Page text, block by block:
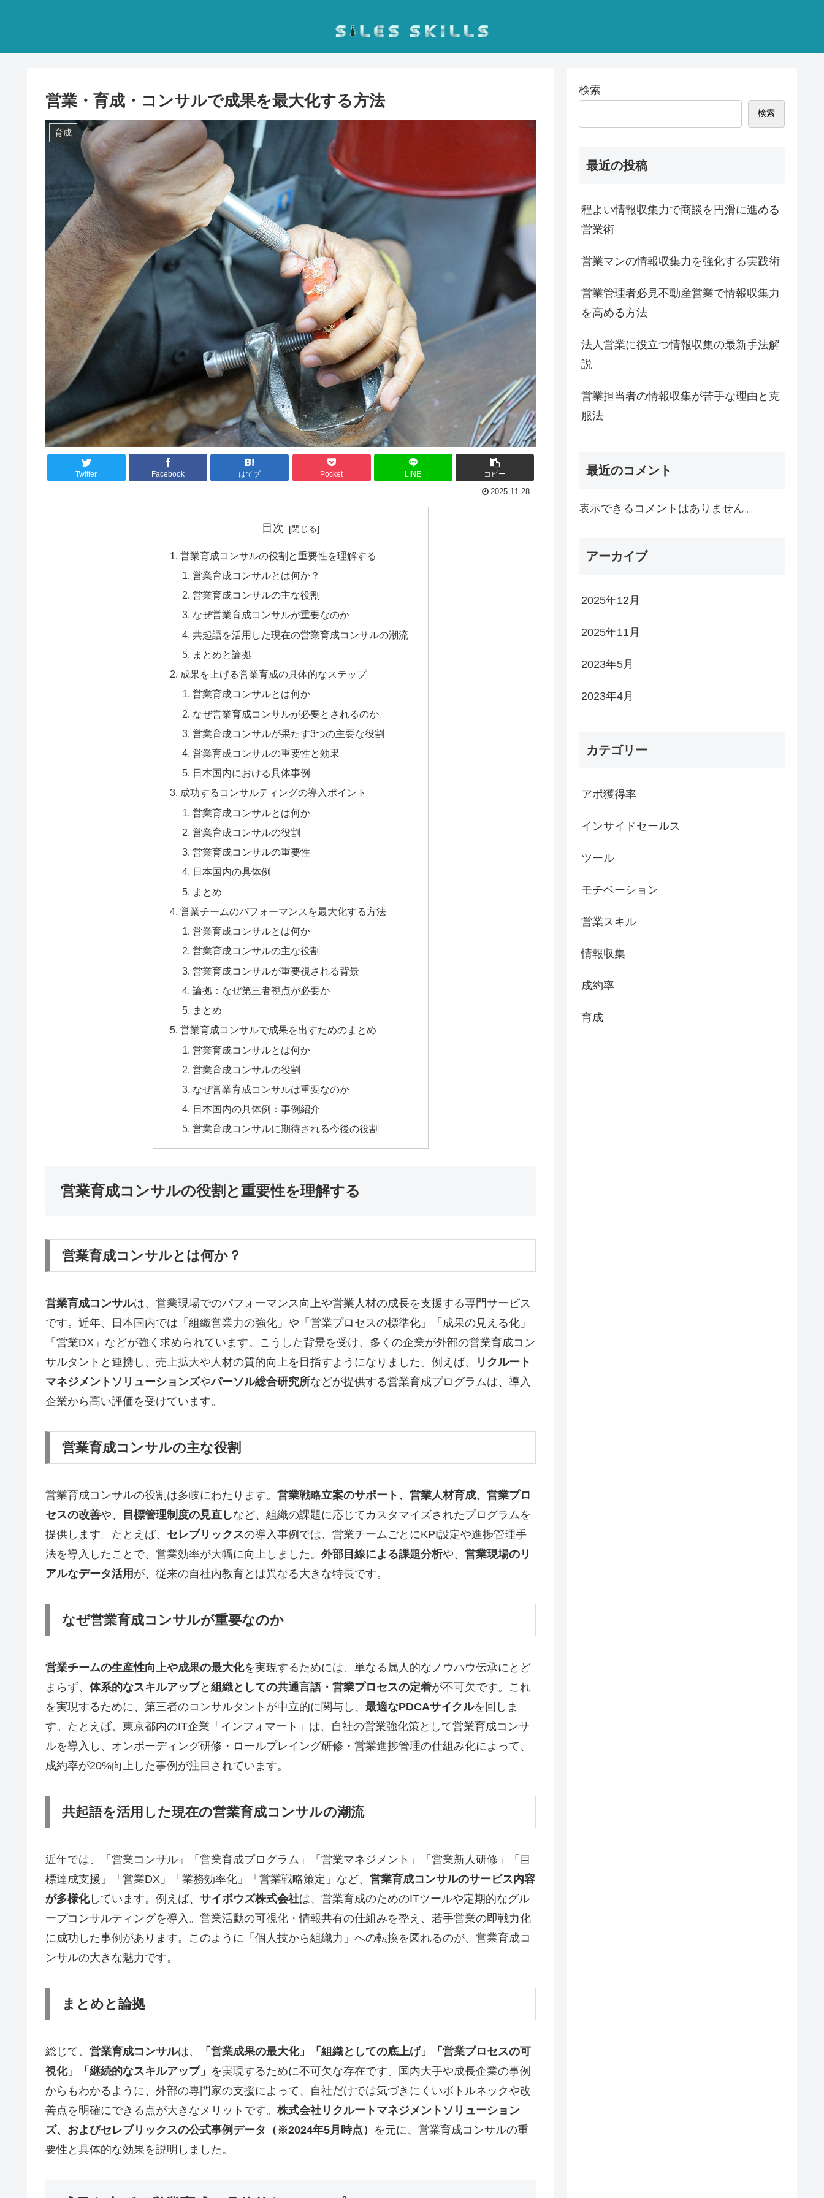
営業・育成・コンサルで成果を最大化する方法
育成
Twitter Facebook はてブ Pocket LINE コピー
2025.11.28
目次
営業育成コンサルの役割と重要性を理解する
営業育成コンサルとは何か？
営業育成コンサルの主な役割
なぜ営業育成コンサルが重要なのか
共起語を活用した現在の営業育成コンサルの潮流
まとめと論拠
成果を上げる営業育成の具体的なステップ
営業育成コンサルとは何か
なぜ営業育成コンサルが必要とされるのか
営業育成コンサルが果たす3つの主要な役割
営業育成コンサルの重要性と効果
日本国内における具体事例
成功するコンサルティングの導入ポイント
営業育成コンサルとは何か
営業育成コンサルの役割
営業育成コンサルの重要性
日本国内の具体例
まとめ
営業チームのパフォーマンスを最大化する方法
営業育成コンサルとは何か
営業育成コンサルの主な役割
営業育成コンサルが重要視される背景
論拠：なぜ第三者視点が必要か
まとめ
営業育成コンサルで成果を出すためのまとめ
営業育成コンサルとは何か
営業育成コンサルの役割
なぜ営業育成コンサルは重要なのか
日本国内の具体例：事例紹介
営業育成コンサルに期待される今後の役割
営業育成コンサルの役割と重要性を理解する
営業育成コンサルとは何か？
営業育成コンサルは、営業現場でのパフォーマンス向上や営業人材の成長を支援する専門サービス
です。近年、日本国内では「組織営業力の強化」や「営業プロセスの標準化」「成果の見える化」
「営業DX」などが強く求められています。こうした背景を受け、多くの企業が外部の営業育成コン
サルタントと連携し、売上拡大や人材の質的向上を目指すようになりました。例えば、
リクルート
マネジメントソリューションズやパーソル総合研究所などが提供する営業育成プログラムは、導入
企業から高い評価を受けています。
営業育成コンサルの主な役割
営業育成コンサルの役割は多岐にわたります。 営業戦略立案のサポート、営業人材育成、営業プロ
セスの改善や、 目標管理制度の見直しなど、組織の課題に応じてカスタマイズされたプログラムを
提供します。たとえば、 セレブリックスの導入事例では、営業チームごとにKPI設定や進捗管理手
法を導入したことで、営業効率が大幅に向上しました。 外部目線による課題分析や、 営業現場のリ
アルなデータ活用 が、従来の自社内教育とは異なる大きな特長です。
なぜ営業育成コンサルが重要なのか
営業チームの生産性向上や成果の最大化を実現するためには、単なる属人的なノウハウ伝承にとど
まらず、 体系的なスキルアップと 組織としての共通言語・営業プロセスの定着が不可欠です。これ
を実現するために、第三者のコンサルタントが中立的に関与し、 最適なPDCAサイクルを回しま
す。たとえば、東京都内のIT企業「インフォマート」は、自社の営業強化策として営業育成コンサ
ルを導入し、オンボーディング研修・ロールプレイング研修・営業進捗管理の仕組み化によって、
成約率が20%向上した事例が注目されています。
共起語を活用した現在の営業育成コンサルの潮流
近年では、「営業コンサル」「営業育成プログラム」「営業マネジメント」「営業新人研修」「目
標達成支援」「営業DX」「業務効率化」「営業戦略策定」など、 営業育成コンサルのサービス内容
が多様化しています。例えば、 サイボウズ株式会社は、営業育成のためのITツールや定期的なグル
ープコンサルティングを導入。営業活動の可視化・情報共有の仕組みを整え、若手営業の即戦力化
に成功した事例があります。このように「個人技から組織力」への転換を図れるのが、営業育成コ
ンサルの大きな魅力です。
まとめと論拠
総じて、 営業育成コンサルは、
「営業成果の最大化」「組織としての底上げ」「営業プロセスの可
視化」「継続的なスキルアップ」 を実現するために不可欠な存在です。国内大手や成長企業の事例
からもわかるように、外部の専門家の支援によって、自社だけでは気づきにくいボトルネックや改
善点を明確にできる点が大きなメリットです。株式会社リクルートマネジメントソリューション
ズ、およびセレブリックスの公式事例データ（※2024年5月時点） を元に、営業育成コンサルの重
要性と具体的な効果を説明しました。
検索
検索
最近の投稿
程よい情報収集力で商談を円滑に進める
営業術
営業マンの情報収集力を強化する実践術
営業管理者必見不動産営業で情報収集力
を高める方法
法人営業に役立つ情報収集の最新手法解
説
営業担当者の情報収集が苦手な理由と克
服法
最近のコメント
表示できるコメントはありません。
アーカイブ
2025年12月
2025年11月
2023年5月
2023年4月
カテゴリー
アポ獲得率
インサイドセールス
ツール
モチベーション
営業スキル
情報収集
成約率
育成